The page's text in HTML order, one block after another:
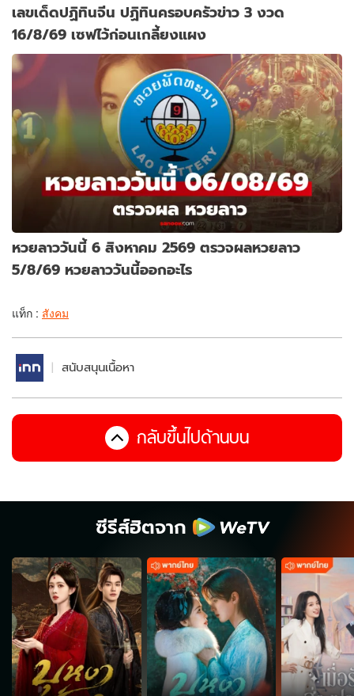
เลขเด็ดปฏิทินจีน ปฏิทินครอบครัวข่าว 3 งวด
16/8/69 เซฟไว้ก่อนเกลี้ยงแผง
หวยลาววันนี้ 6 สิงหาคม 2569 ตรวจผลหวยลาว
5/8/69 หวยลาววันนี้ออกอะไร
แท็ก : สังคม
สนับสนุนเนื้อหา
กลับขึ้นไปด้านบน
ซีรีส์ฮิตจาก